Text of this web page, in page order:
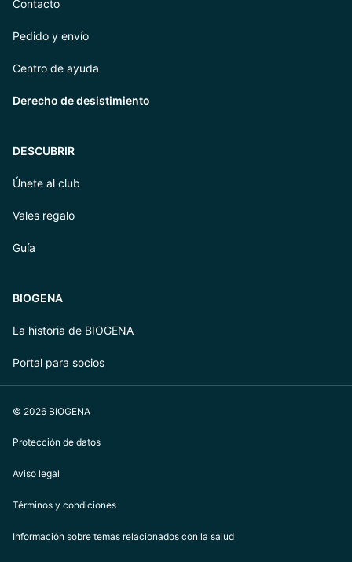
Contacto
Pedido y envío
Centro de ayuda
Derecho de desistimiento
DESCUBRIR
Únete al club
Vales regalo
Guía
BIOGENA
La historia de BIOGENA
Portal para socios
© 2026 BIOGENA
Protección de datos
Aviso legal
Términos y condiciones
Información sobre temas relacionados con la salud